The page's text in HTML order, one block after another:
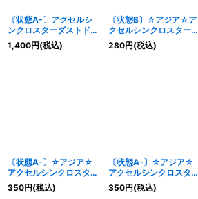
〔状態A-〕アクセルシ
ンクロスターダストドラ
ゴン【クォーターセンチ
ュリーシークレット】
1,400円(税込)
〔状態B〕☆アジア☆ア
クセルシンクロスターダ
ストドラゴン【レリー
フ】{アジアHC01-
280円(税込)
〔状態A-〕☆アジア☆
アクセルシンクロスター
ダストドラゴン【プリズ
マティックシークレッ
350円(税込)
〔状態A-〕☆アジア☆
アクセルシンクロスター
ダストドラゴン【レリー
フ】{アジアHC01-
350円(税込)